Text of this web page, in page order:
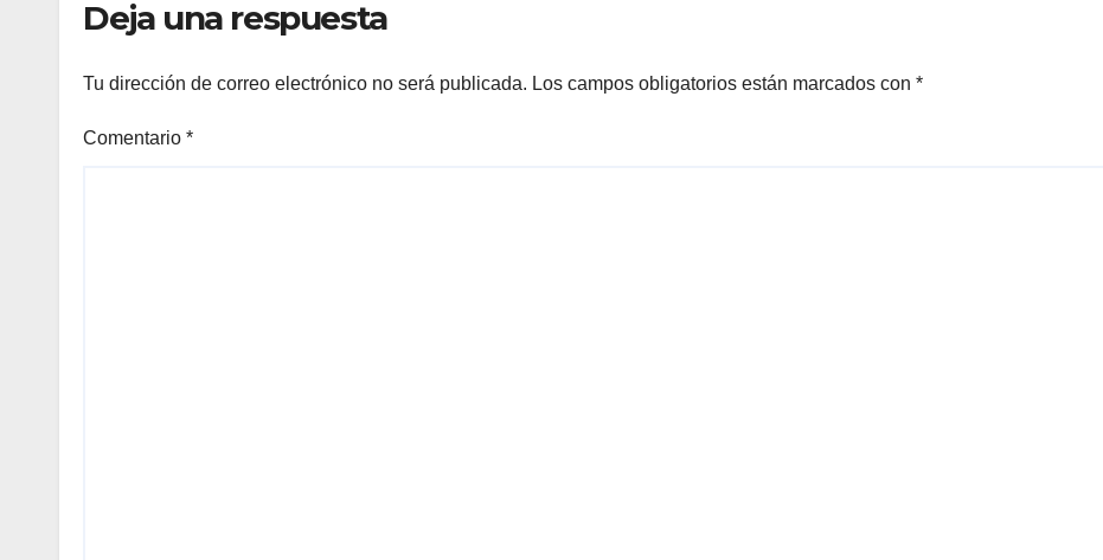
Deja una respuesta
Tu dirección de correo electrónico no será publicada. Los campos obligatorios están marcados con *
Comentario *